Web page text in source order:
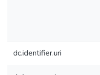
dc.identifier.uri